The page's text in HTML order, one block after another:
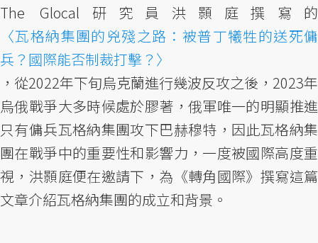
The Glocal研究員洪顥庭撰寫的
〈瓦格納集團的兇殘之路：被普丁犧牲的送死傭
兵？國際能否制裁打擊？〉
，從2022年下旬烏克蘭進行幾波反攻之後，2023年
烏俄戰爭大多時候處於膠著，俄軍唯一的明顯推進
只有傭兵瓦格納集團攻下巴赫穆特，因此瓦格納集
團在戰爭中的重要性和影響力，一度被國際高度重
視，洪顥庭便在邀請下，為《轉角國際》撰寫這篇
文章介紹瓦格納集團的成立和背景。